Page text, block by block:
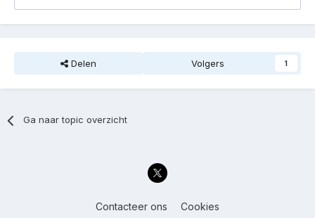
Delen Volgers 1
Ga naar topic overzicht
Contacteer ons Cookies